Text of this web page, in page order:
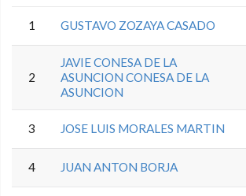
1 GUSTAVO ZOZAYA CASADO
2
JAVIE CONESA DE LA
ASUNCION CONESA DE LA
ASUNCION
3 JOSE LUIS MORALES MARTIN
4 JUAN ANTON BORJA